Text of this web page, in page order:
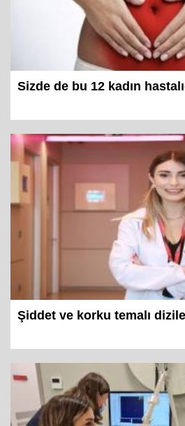
Sizde de bu 12 kadın
Şiddet ve korku temalı